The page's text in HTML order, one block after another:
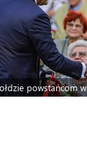
powstańcom